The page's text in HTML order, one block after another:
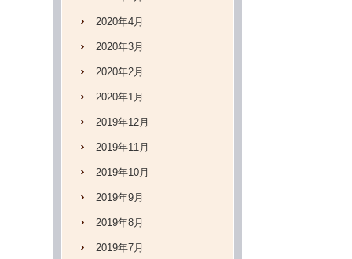
2020年4月
2020年3月
2020年2月
2020年1月
2019年12月
2019年11月
2019年10月
2019年9月
2019年8月
2019年7月